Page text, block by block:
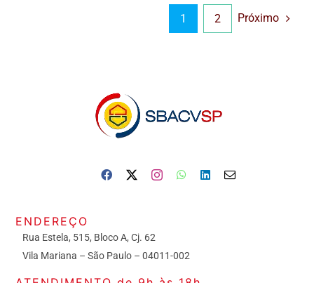
1 2 Próximo
ENDEREÇO
Rua Estela, 515, Bloco A, Cj. 62
Vila Mariana – São Paulo – 04011-002